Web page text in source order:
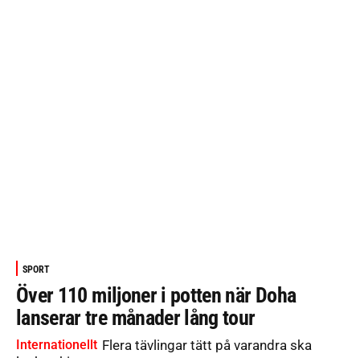
SPORT
Över 110 miljoner i potten när Doha
lanserar tre månader lång tour
Internationellt Flera tävlingar tätt på varandra ska